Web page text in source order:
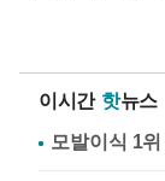
이시간 핫뉴스